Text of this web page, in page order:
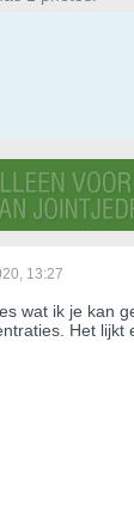
13:27
wat ik je kan
Het lijkt